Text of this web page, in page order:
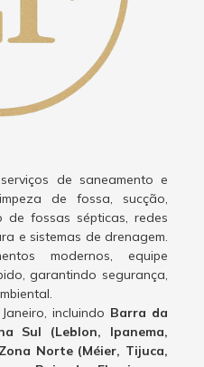
de saneamento e
de fossa, sucção,
de fossas sépticas, redes
e sistemas de drenagem.
modernos, equipe
garantindo segurança,
incluindo Barra da
Sul (Leblon, Ipanema,
Norte (Méier, Tijuca,